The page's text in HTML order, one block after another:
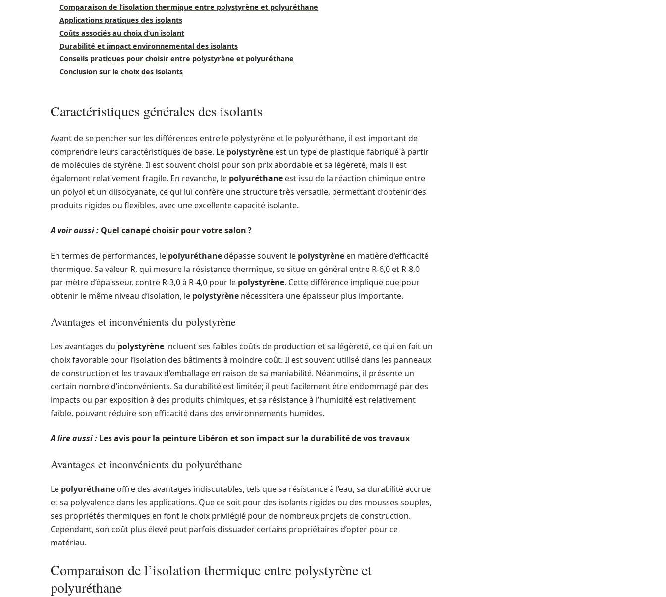
Comparaison de l’isolation thermique entre polystyrène et polyuréthane
Applications pratiques des isolants
Coûts associés au choix d’un isolant
Durabilité et impact environnemental des isolants
Conseils pratiques pour choisir entre polystyrène et polyuréthane
Conclusion sur le choix des isolants
Caractéristiques générales des isolants
Avant de se pencher sur les différences entre le polystyrène et le polyuréthane, il est important de
comprendre leurs caractéristiques de base. Le polystyrène est un type de plastique fabriqué à partir
de molécules de styrène. Il est souvent choisi pour son prix abordable et sa légèreté, mais il est
également relativement fragile. En revanche, le polyuréthane est issu de la réaction chimique entre
un polyol et un diisocyanate, ce qui lui confère une structure très versatile, permettant d’obtenir des
produits rigides ou flexibles, avec une excellente capacité isolante.
A voir aussi : Quel canapé choisir pour votre salon ?
En termes de performances, le polyuréthanedépasse souvent le polystyrène en matière d’efficacité
thermique. Sa valeur R, qui mesure la résistance thermique, se situe en général entre R-6,0 et R-8,0
par mètre d’épaisseur, contre R-3,0 à R-4,0 pour le polystyrène. Cette différence implique que pour
obtenir le même niveau d’isolation, le polystyrène nécessitera une épaisseur plus importante.
Avantages et inconvénients du polystyrène
Les avantages du polystyrène incluent ses faibles coûts de production et sa légèreté, ce qui en fait un
choix favorable pour l’isolation des bâtiments à moindre coût. Il est souvent utilisé dans les panneaux
de construction et les travaux d’emballage en raison de sa maniabilité. Néanmoins, il présente un
certain nombre d’inconvénients. Sa durabilité est limitée; il peut facilement être endommagé par des
impacts ou par exposition à des produits chimiques, et sa résistance à l’humidité est relativement
faible, pouvant réduire son efficacité dans des environnements humides.
A lire aussi : Les avis pour la peinture Libéron et son impact sur la durabilité de vos travaux
Avantages et inconvénients du polyuréthane
Le polyuréthane offre des avantages indiscutables, tels que sa résistance à l’eau, sa durabilité accrue
et sa polyvalence dans les applications. Que ce soit pour des isolants rigides ou des mousses souples,
ses propriétés thermiques en font le choix privilégié pour de nombreux projets de construction.
Cependant, son coût plus élevé peut parfois dissuader certains propriétaires d’opter pour ce
matériau.
Comparaison de l’isolation thermique entre polystyrène et
polyuréthane